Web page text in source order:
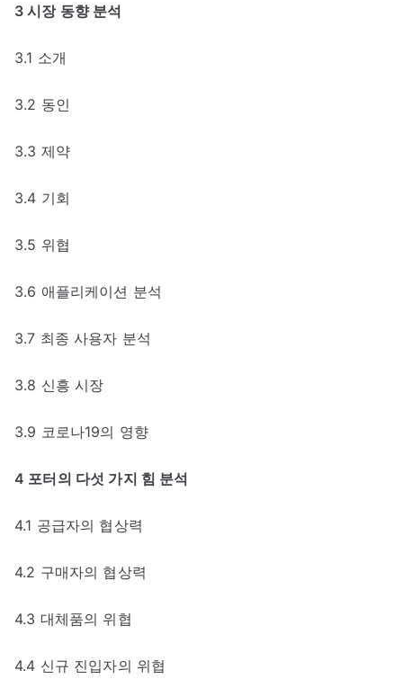
3 시장 동향 분석
3.1 소개
3.2 동인
3.3 제약
3.4 기회
3.5 위협
3.6 애플리케이션 분석
3.7 최종 사용자 분석
3.8 신흥 시장
3.9 코로나19의 영향
4 포터의 다섯 가지 힘 분석
4.1 공급자의 협상력
4.2 구매자의 협상력
4.3 대체품의 위협
4.4 신규 진입자의 위협